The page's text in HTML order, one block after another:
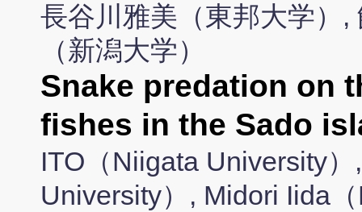
長谷川雅美（東邦大学）
（新潟大学）
Snake predation on
fishes in the Sado
ITO（Niigata University
University）, Midori Iida